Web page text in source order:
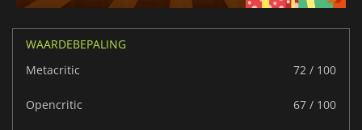
WAARDEBEPALING
Metacritic
72 / 100
Opencritic 67 / 100